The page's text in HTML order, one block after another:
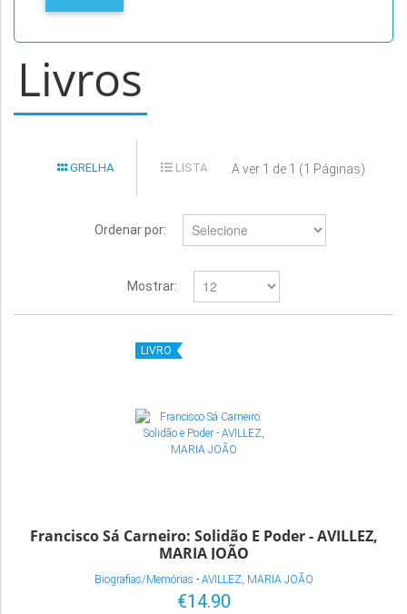
Livros
GRELHA LISTA A ver 1 de 1 (1 Páginas)
Ordenar por:
Mostrar:
LIVRO
Francisco Sá Carneiro: Solidão E Poder - AVILLEZ,
MARIA JOÃO
Biografias/Memórias - AVILLEZ, MARIA JOÃO
€14.90